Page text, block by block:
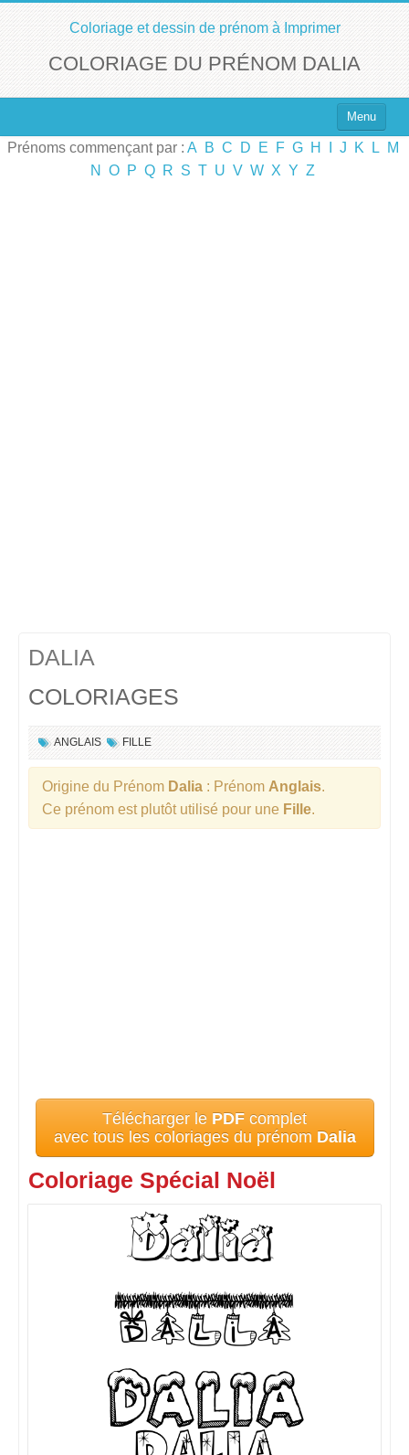
Coloriage et dessin de prénom à Imprimer
COLORIAGE DU PRÉNOM DALIA
Menu
Top 100 des Prénoms
Prénoms commençant par : A B C D E F G H J K L
M
N
O P Q R S T U V W X Y Z
DALIA
COLORIAGES
ANGLAIS FILLE
Origine du Prénom Dalia : Prénom Anglais.
Ce prénom est plutôt utilisé pour une Fille.
Télécharger le PDF complet
avec tous les coloriages du prénom Dalia
Coloriage Spécial Noël